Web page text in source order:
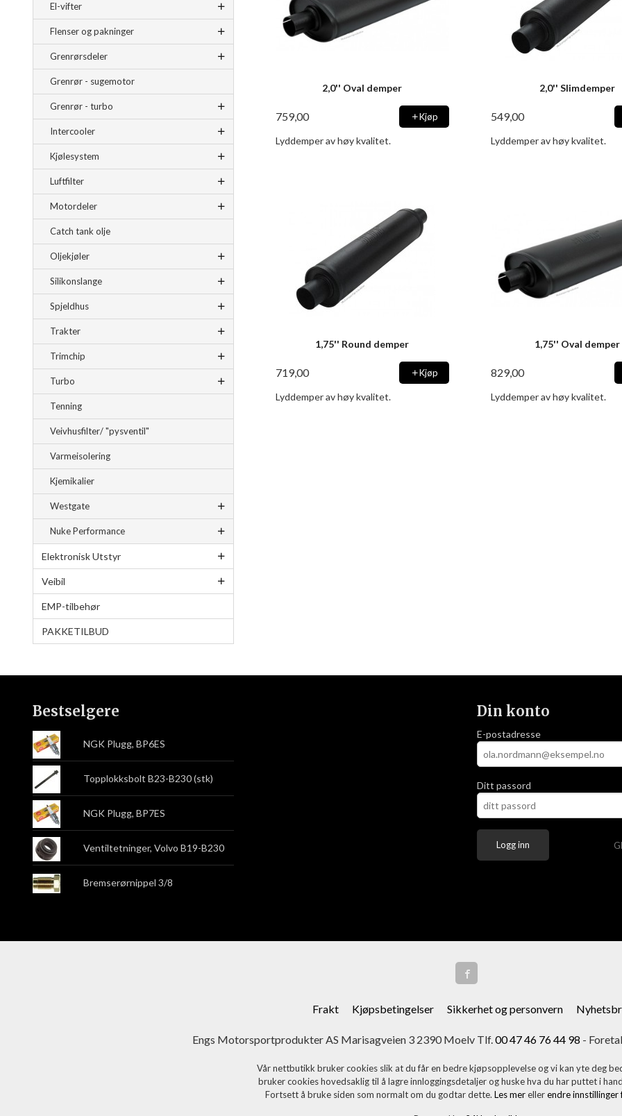
El-vifter
Flenser og pakninger
Grenrørsdeler
Grenrør - sugemotor
Grenrør - turbo
Intercooler
Kjølesystem
Luftfilter
Motordeler
Catch tank olje
Oljekjøler
Silikonslange
Spjeldhus
Trakter
Trimchip
Turbo
Tenning
Veivhusfilter/ "pysventil"
Varmeisolering
Kjemikalier
Westgate
Nuke Performance
Elektronisk Utstyr
Veibil
EMP-tilbehør
PAKKETILBUD
2,0'' Oval demper
759,00 Kjøp
Lyddemper av høy kvalitet.
2,0'' Slimdemper
549,00
Lyddemper av høy kvalitet.
1,75'' Round demper
719,00 Kjøp
Lyddemper av høy kvalitet.
1,75'' Oval demper
829,00
Lyddemper av høy kvalitet.
Bestselgere
NGK Plugg, BP6ES
Topplokksbolt B23-B230 (stk)
NGK Plugg, BP7ES
Ventiltetninger, Volvo B19-B230
Bremserørnippel 3/8
Din konto
E-postadresse
Ditt passord
Frakt Kjøpsbetingelser Sikkerhet og personvern
Engs Motorsportprodukter AS Marisagveien 3 2390 Moelv Tlf.00 47 46 76 44 98 -
Vår nettbutikk bruker cookies slik at du får en bedre kjøpsopplevelse og vi kan yte deg
bruker cookies hovedsaklig til å lagre innloggingsdetaljer og huske hva du har puttet i
Fortsett å bruke siden som normalt om du godtar dette. Les merellerendre innstillinger